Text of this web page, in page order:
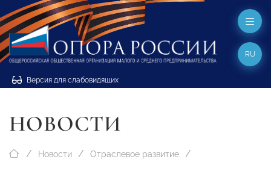
Версия для слабовидящих
RU
НОВОСТИ
Новости Отраслевое развитие